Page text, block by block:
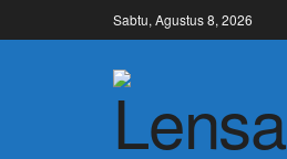
Sabtu, Agustus 8, 2026